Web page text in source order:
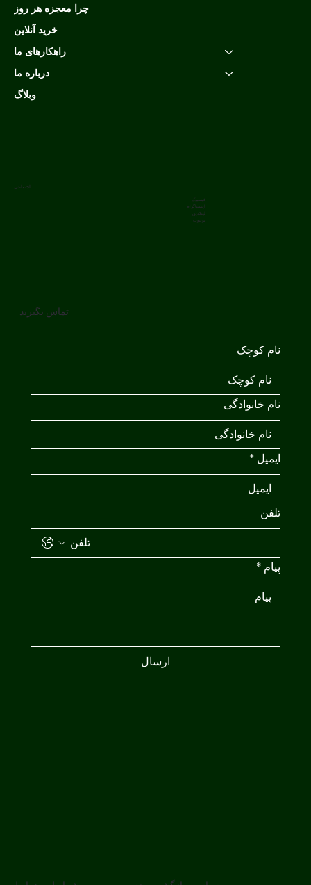
تماس بگیرید
نام کوچک
نام خانوادگی
ایمیل *
تلفن
پیام *
ارسال
چرا معجزه هر روز
خرید آنلاین
راهکارهای ما
درباره ما
وبلاگ
اجتماعی
فیسبوک
اینستاگرام
لینکدین
یوتیوب